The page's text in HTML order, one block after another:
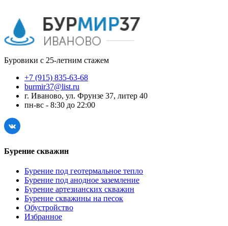
Буровики с 25-летним стажем
+7 (915) 835-63-68
burmir37@list.ru
г. Иваново, ул. Фрунзе 37, литер 40
пн-вс - 8:30 до 22:00
Бурение скважин
Бурение под геотермальное тепло
Бурение под анодное заземление
Бурение артезианских скважин
Бурение скважины на песок
Обустройство
Избранное